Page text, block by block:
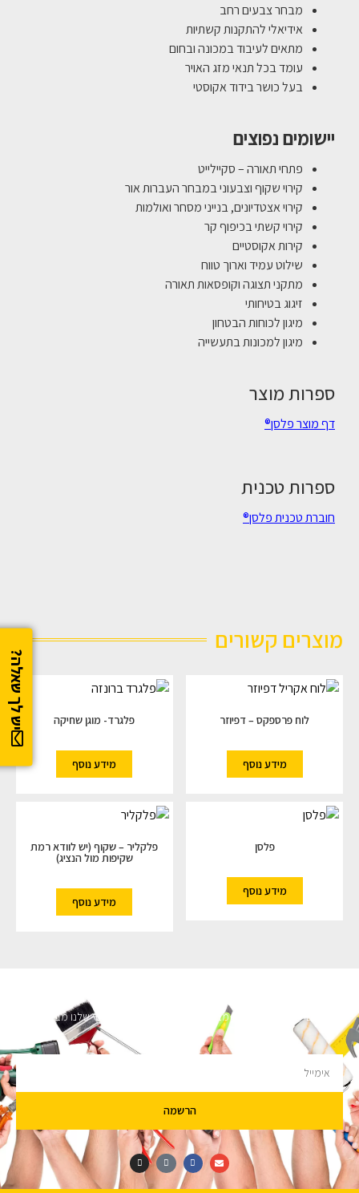
יש לך שאלה?
מבחר צבעים רחב
אידיאלי להתקנות קשתיות
מתאים לעיבוד במכונה ובחום
עומד בכל תנאי מזג האויר
בעל כושר בידוד אקוסטי
יישומים נפוצים
פתחי תאורה – סקיילייט
קירוי שקוף וצבעוני במבחר העברות אור
קירוי אצטדיונים, בנייני מסחר ואולמות
קירוי קשתי בכיפוף קר
קירות אקוסטיים
שילוט עמיד וארוך טווח
מתקני תצוגה וקופסאות תאורה
זיגוג בטיחותי
מיגון לכוחות הבטחון
מיגון למכונות בתעשייה
ספרות מוצר
דף מוצר פלסן®
ספרות טכנית
חוברת טכנית פלסן®
מוצרים קשורים
לוח פרספקס – דפיוזר
מידע נוסף
פלגרד- מוגן שחיקה
מידע נוסף
פלסן
מידע נוסף
פלקליר – שקוף (יש לוודא רמת
שקיפות מול הנציג)
מידע נוסף
השארו מעודכנים
מעוניינים לקבל עדכונים על מבצעים והנחות הירשמו לניוזלטר שלנו מבטיחים לא
הרשמה